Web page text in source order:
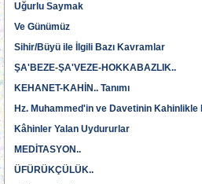
Uğurlu Saymak
Ve Günümüz
Sihir/Büyü ile İlgili Bazı Kavramlar
ŞA'BEZE-ŞA'VEZE-HOKKABAZLIK..
KEHANET-KAHİN.. Tanımı
Hz. Muhammed'in ve Davetinin Kahinlikle
Kâhinler Yalan Uydururlar
MEDİTASYON..
ÜFÜRÜKÇÜLÜK..